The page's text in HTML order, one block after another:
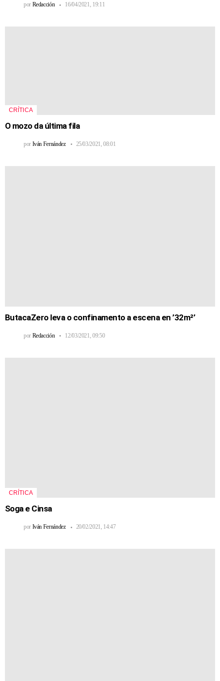
por Redacción 16/04/2021, 19:11
CRÍTICA
O mozo da última fila
por Iván Fernández 25/03/2021, 08:01
ButacaZero leva o confinamento a escena en ’32m²’
por Redacción 12/03/2021, 09:50
CRÍTICA
Soga e Cinsa
por Iván Fernández 20/02/2021, 14:47